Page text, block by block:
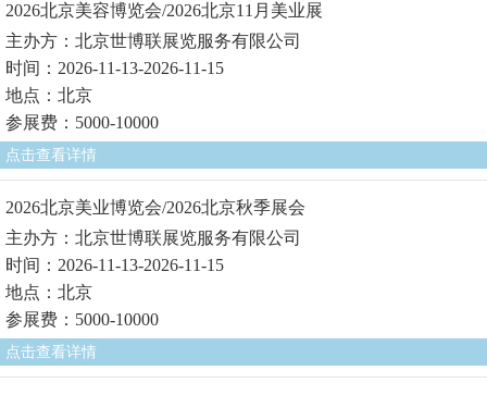
2026北京美容博览会/2026北京11月美业展
主办方：北京世博联展览服务有限公司
时间：2026-11-13-2026-11-15
地点：北京
参展费：5000-10000
点击查看详情
2026北京美业博览会/2026北京秋季展会
主办方：北京世博联展览服务有限公司
时间：2026-11-13-2026-11-15
地点：北京
参展费：5000-10000
点击查看详情